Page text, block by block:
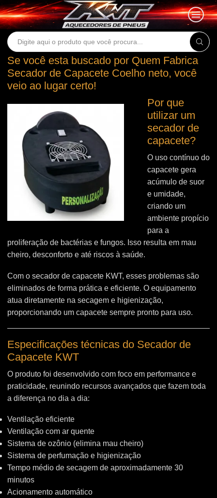
Search
Se você esta buscado por Quem Fabrica
Secador de Capacete Coelho neto, você
veio ao lugar certo!
Por que
utilizar um
secador de
capacete?
O uso contínuo do
capacete gera
acúmulo de suor
e umidade,
criando um
ambiente propício
para a
proliferação de bactérias e fungos. Isso resulta em mau
cheiro, desconforto e até riscos à saúde.
Com o secador de capacete KWT, esses problemas são
eliminados de forma prática e eficiente. O equipamento
atua diretamente na secagem e higienização,
proporcionando um capacete sempre pronto para uso.
Especificações técnicas do Secador de
Capacete KWT
O produto foi desenvolvido com foco em performance e
praticidade, reunindo recursos avançados que fazem toda
a diferença no dia a dia:
Ventilação eficiente
Ventilação com ar quente
Sistema de ozônio (elimina mau cheiro)
Sistema de perfumação e higienização
Tempo médio de secagem de aproximadamente 30
minutos
Acionamento automático